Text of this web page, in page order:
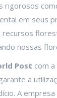
rigorosos
em seus
nossas
Post com
a
A